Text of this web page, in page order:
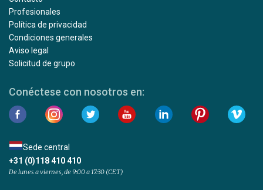
Profesionales
Política de privacidad
Condiciones generales
Aviso legal
Solicitud de grupo
Conéctese con nosotros en:
Sede central
+31 (0)118 410 410
De lunes a viernes, de 9:00 a 17:30 (CET)